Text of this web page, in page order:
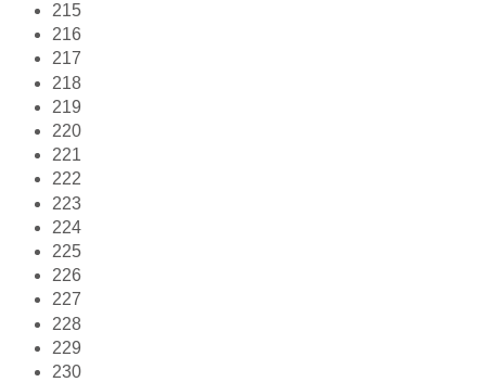
215
216
217
218
219
220
221
222
223
224
225
226
227
228
229
230